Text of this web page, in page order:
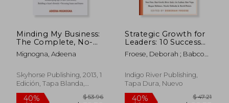
Minding My Business:
The Complete, No-
Nonsense, Start-To-
Finish Guide to
Your Own Store (en
Inglés)
Mignogna, Adeena
Skyhorse Publishing, 2013, 1
Edición, Tapa Blanda,
Nuevo
Strategic Growth for
Leaders: 10 Success
Keys to Elevate You
to the Next Level (en
Froese, Deborah ; Babcock
Indigo River Publishing,
Tapa Dura, Nuevo